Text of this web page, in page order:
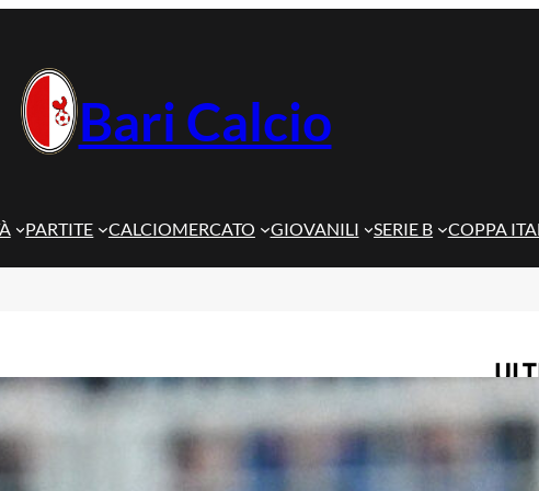
Bari Calcio
PARTITE CALCIOMERCATO GIOVANILI SERIE B COPPA